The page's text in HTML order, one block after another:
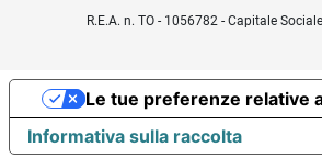
R.E.A. n. TO - 1056782 - Capitale
Informativa sulla raccolta
Le tue preferenze relative